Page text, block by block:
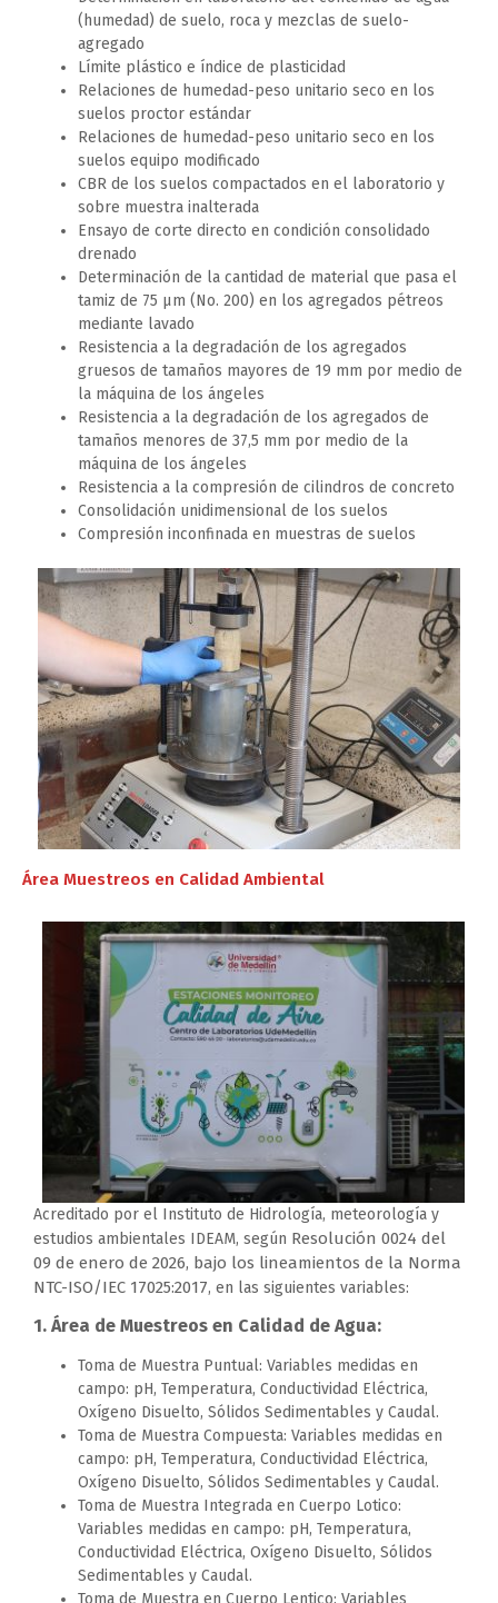
(humedad) de suelo, roca y mezclas de suelo-
agregado
Límite plástico e índice de plasticidad
Relaciones de humedad-peso unitario seco en los
suelos proctor estándar
Relaciones de humedad-peso unitario seco en los
suelos equipo modificado
CBR de los suelos compactados en el laboratorio y
sobre muestra inalterada
Ensayo de corte directo en condición consolidado
drenado
Determinación de la cantidad de material que pasa el
tamiz de 75 µm (No. 200) en los agregados pétreos
mediante lavado
Resistencia a la degradación de los agregados
gruesos de tamaños mayores de 19 mm por medio de
la máquina de los ángeles
Resistencia a la degradación de los agregados de
tamaños menores de 37,5 mm por medio de la
máquina de los ángeles
Resistencia a la compresión de cilindros de concreto
Consolidación unidimensional de los suelos
Compresión inconfinada en muestras de suelos
Área Muestreos en Calidad Ambiental
Acreditado por el Instituto de Hidrología, meteorología y
estudios ambientales IDEAM, según Resolución 0024 del
09 de enero de 2026, bajo los lineamientos de la Norma
NTC-ISO/IEC 17025:2017, en las siguientes variables:
1. Área de Muestreos en Calidad de Agua:
Toma de Muestra Puntual: Variables medidas en
campo: pH, Temperatura, Conductividad Eléctrica,
Oxígeno Disuelto, Sólidos Sedimentables y Caudal.
Toma de Muestra Compuesta: Variables medidas en
campo: pH, Temperatura, Conductividad Eléctrica,
Oxígeno Disuelto, Sólidos Sedimentables y Caudal.
Toma de Muestra Integrada en Cuerpo Lotico:
Variables medidas en campo: pH, Temperatura,
Conductividad Eléctrica, Oxígeno Disuelto, Sólidos
Sedimentables y Caudal.
Toma de Muestra en Cuerpo Lentico: Variables